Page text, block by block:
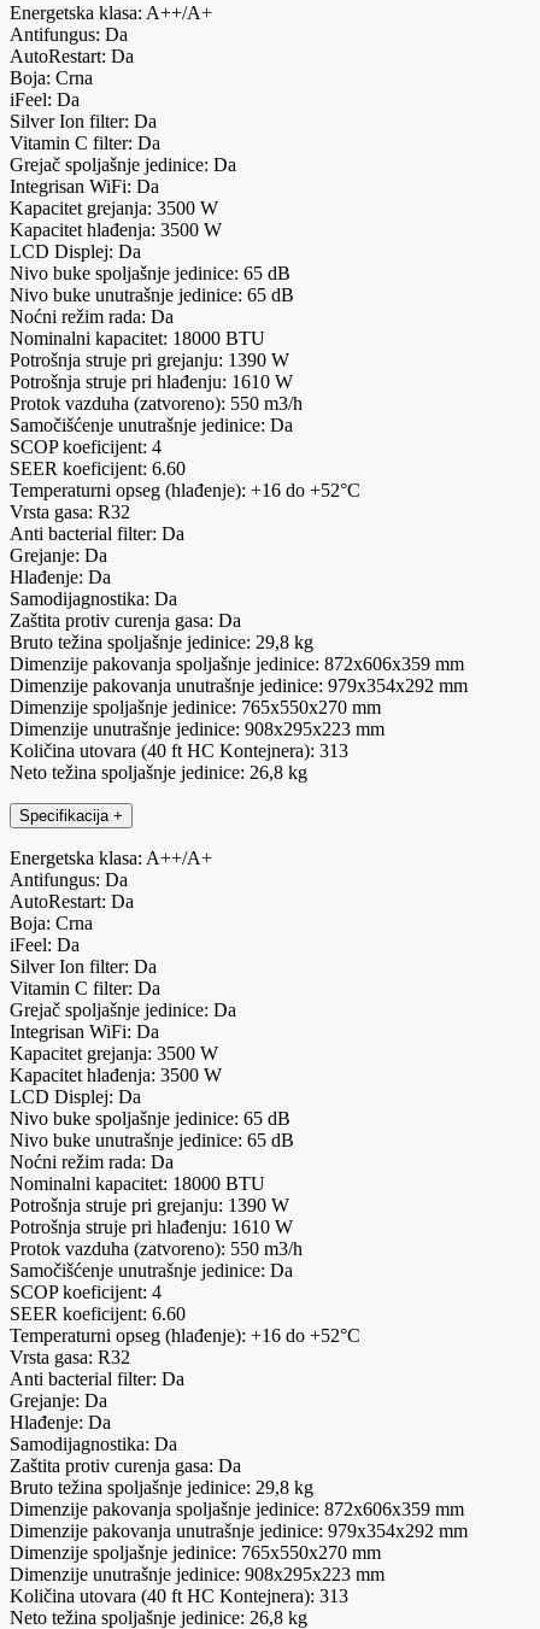
Energetska klasa: A++/A+
Antifungus: Da
AutoRestart: Da
Boja: Crna
iFeel: Da
Silver Ion filter: Da
Vitamin C filter: Da
Grejač spoljašnje jedinice: Da
Integrisan WiFi: Da
Kapacitet grejanja: 3500 W
Kapacitet hlađenja: 3500 W
LCD Displej: Da
Nivo buke spoljašnje jedinice: 65 dB
Nivo buke unutrašnje jedinice: 65 dB
Noćni režim rada: Da
Nominalni kapacitet: 18000 BTU
Potrošnja struje pri grejanju: 1390 W
Potrošnja struje pri hlađenju: 1610 W
Protok vazduha (zatvoreno): 550 m3/h
Samočišćenje unutrašnje jedinice: Da
SCOP koeficijent: 4
SEER koeficijent: 6.60
Temperaturni opseg (hlađenje): +16 do +52°C
Vrsta gasa: R32
Anti bacterial filter: Da
Grejanje: Da
Hlađenje: Da
Samodijagnostika: Da
Zaštita protiv curenja gasa: Da
Bruto težina spoljašnje jedinice: 29,8 kg
Dimenzije pakovanja spoljašnje jedinice: 872x606x359 mm
Dimenzije pakovanja unutrašnje jedinice: 979x354x292 mm
Dimenzije spoljašnje jedinice: 765x550x270 mm
Dimenzije unutrašnje jedinice: 908x295x223 mm
Količina utovara (40 ft HC Kontejnera): 313
Neto težina spoljašnje jedinice: 26,8 kg
Specifikacija +
Energetska klasa: A++/A+
Antifungus: Da
AutoRestart: Da
Boja: Crna
iFeel: Da
Silver Ion filter: Da
Vitamin C filter: Da
Grejač spoljašnje jedinice: Da
Integrisan WiFi: Da
Kapacitet grejanja: 3500 W
Kapacitet hlađenja: 3500 W
LCD Displej: Da
Nivo buke spoljašnje jedinice: 65 dB
Nivo buke unutrašnje jedinice: 65 dB
Noćni režim rada: Da
Nominalni kapacitet: 18000 BTU
Potrošnja struje pri grejanju: 1390 W
Potrošnja struje pri hlađenju: 1610 W
Protok vazduha (zatvoreno): 550 m3/h
Samočišćenje unutrašnje jedinice: Da
SCOP koeficijent: 4
SEER koeficijent: 6.60
Temperaturni opseg (hlađenje): +16 do +52°C
Vrsta gasa: R32
Anti bacterial filter: Da
Grejanje: Da
Hlađenje: Da
Samodijagnostika: Da
Zaštita protiv curenja gasa: Da
Bruto težina spoljašnje jedinice: 29,8 kg
Dimenzije pakovanja spoljašnje jedinice: 872x606x359 mm
Dimenzije pakovanja unutrašnje jedinice: 979x354x292 mm
Dimenzije spoljašnje jedinice: 765x550x270 mm
Dimenzije unutrašnje jedinice: 908x295x223 mm
Količina utovara (40 ft HC Kontejnera): 313
Neto težina spoljašnje jedinice: 26,8 kg